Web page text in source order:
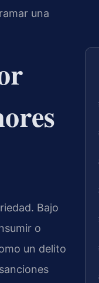
una
Bajo
o
un delito